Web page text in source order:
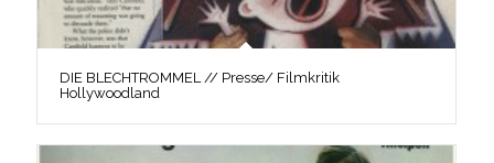
DIE BLECHTROMMEL // Presse/ Filmkritik
Hollywoodland